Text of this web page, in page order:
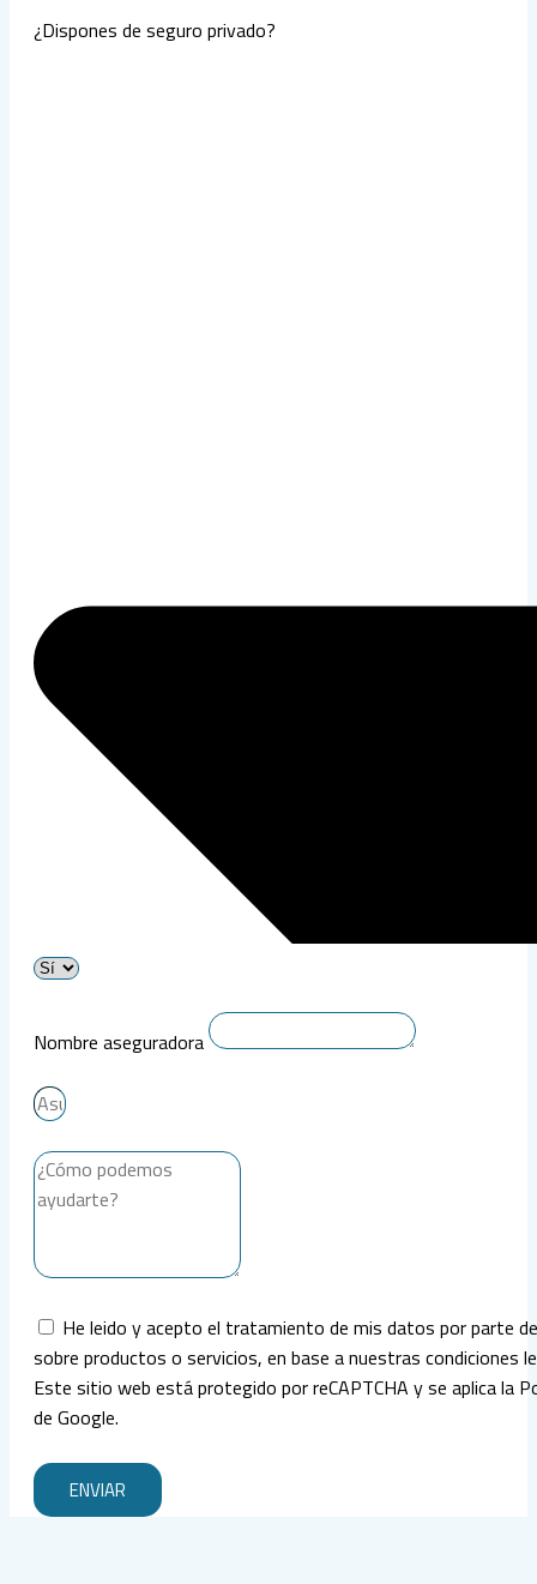
¿Dispones de seguro privado?
Nombre aseguradora
He leido y acepto el tratamiento de mis datos por parte
sobre productos o servicios, en base a nuestras condiciones
Este sitio web está protegido por reCAPTCHA y se aplica la
de Google.
ENVIAR